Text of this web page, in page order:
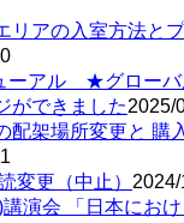
リアの入室方法と
ーアル ★グローバ
ができました2025/
配架場所変更と 購
変更（中止） 2024/
講演会 「日本にお